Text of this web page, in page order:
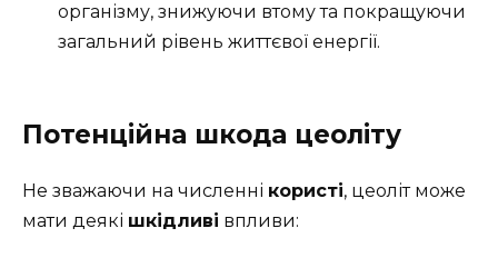
організму, знижуючи втому та покращуючи
загальний рівень життєвої енергії.
Потенційна шкода цеоліту
Не зважаючи на численні користі, цеоліт може
мати деякі шкідливі впливи: